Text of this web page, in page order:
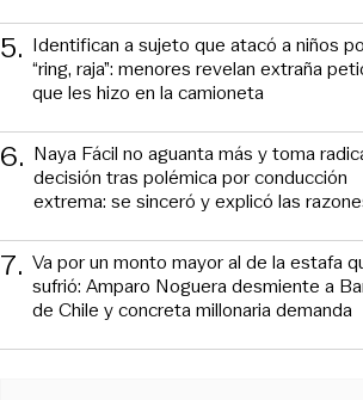
5. Identifican a sujeto que atacó a niños
“ring, raja”: menores revelan extraña
que les hizo en la camioneta
6. Naya Fácil no aguanta más y toma
decisión tras polémica por conducción
extrema: se sinceró y explicó las
7. Va por un monto mayor al de la estafa
sufrió: Amparo Noguera desmiente a
de Chile y concreta millonaria demanda